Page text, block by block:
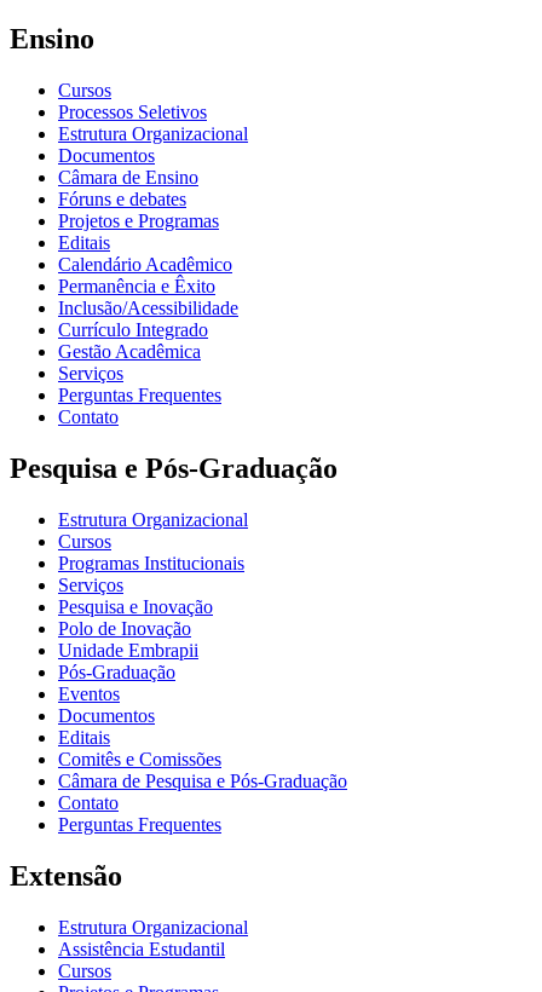
Ensino
Cursos
Processos Seletivos
Estrutura Organizacional
Documentos
Câmara de Ensino
Fóruns e debates
Projetos e Programas
Editais
Calendário Acadêmico
Permanência e Êxito
Inclusão/Acessibilidade
Currículo Integrado
Gestão Acadêmica
Serviços
Perguntas Frequentes
Contato
Pesquisa e Pós-Graduação
Estrutura Organizacional
Cursos
Programas Institucionais
Serviços
Pesquisa e Inovação
Polo de Inovação
Unidade Embrapii
Pós-Graduação
Eventos
Documentos
Editais
Comitês e Comissões
Câmara de Pesquisa e Pós-Graduação
Contato
Perguntas Frequentes
Extensão
Estrutura Organizacional
Assistência Estudantil
Cursos